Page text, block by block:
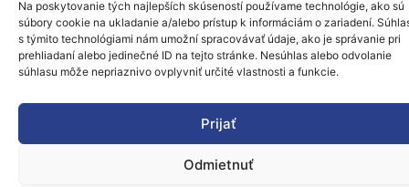
Na poskytovanie tých najlepších skúseností používame technológie, ako sú
súbory cookie na ukladanie a/alebo prístup k informáciám o zariadení.
s týmito technológiami nám umožní spracovávať údaje, ako je správanie pri
prehliadaní alebo jedinečné ID na tejto stránke. Nesúhlas alebo odvolanie
súhlasu môže nepriaznivo ovplyvniť určité vlastnosti a funkcie.
Prijať
Odmietnuť
kľúčových spoločenských a priemyselných sektorov
vrátaneobrany, energetiky, letectva, edtech,
poľnohospodárstva, financií, humanitných vied,
Nemecko (JAIF)
JUPITER AI Factory (JAIF)bude súčasťou európskeho